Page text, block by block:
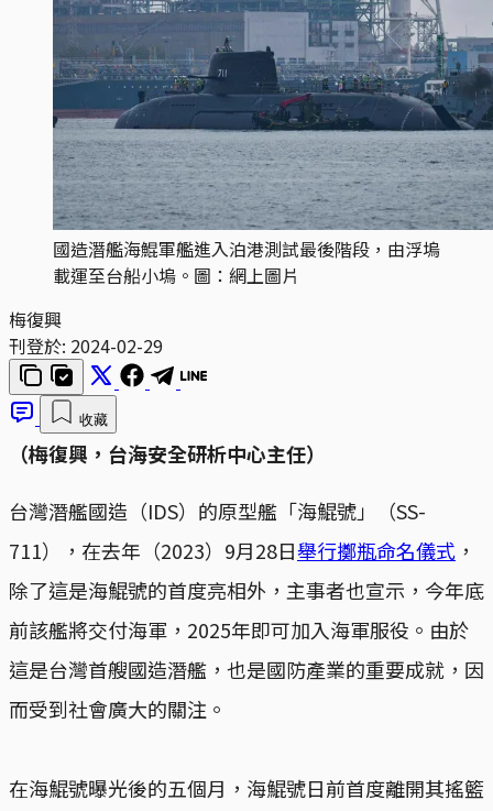
國造潛艦海鯤軍艦進入泊港測試最後階段，由浮塢
載運至台船小塢。圖：網上圖片
梅復興
刊登於: 2024-02-29
收藏
（梅復興，台海安全研析中心主任）
台灣潛艦國造（IDS）的原型艦「海鯤號」（SS-
711），在去年（2023）9月28日舉行擲瓶命名儀式 ，
除了這是海鯤號的首度亮相外，主事者也宣示，今年底
前該艦將交付海軍，2025年即可加入海軍服役。由於
這是台灣首艘國造潛艦，也是國防產業的重要成就，因
而受到社會廣大的關注。
在海鯤號曝光後的五個月，海鯤號日前首度離開其搖籃